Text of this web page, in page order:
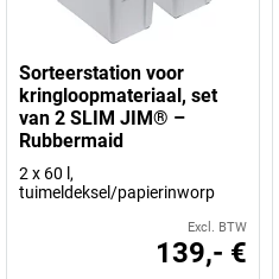
Sorteerstation voor
kringloopmateriaal, set
van 2 SLIM JIM® –
Rubbermaid
2 x 60 l,
tuimeldeksel/papierinworp
Excl. BTW
139,- €